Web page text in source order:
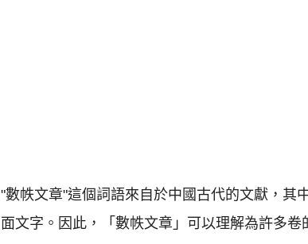
"數帙文章"這個詞語來自於中國古代的文獻，其
面文字。因此，「數帙文章」可以理解為許多卷